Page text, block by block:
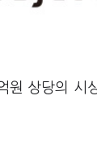
원 상당의 시